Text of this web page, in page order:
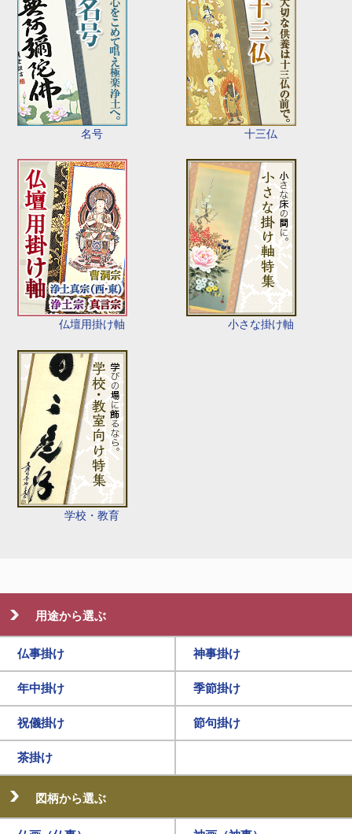
名号 十三仏
仏壇用掛け軸 小さな掛け軸
学校・教育
用途から選ぶ
仏事掛け 神事掛け
年中掛け 季節掛け
祝儀掛け 節句掛け
茶掛け
図柄から選ぶ